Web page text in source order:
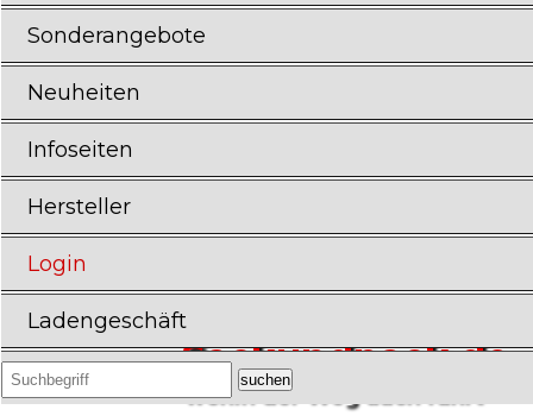
Sonderangebote
Neuheiten
Infoseiten
Hersteller
Login
Ladengeschäft
Sackundpack.de
wohin der Weg auch führt